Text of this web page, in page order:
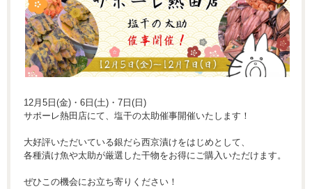
12月5日(金)・6日(土)・7日(日)
サポーレ熱田店にて、塩干の太助催事開催いたします！
大好評いただいている銀だら西京漬けをはじめとして、
各種漬け魚や太助が厳選した干物をお得にご購入いただけます。
ぜひこの機会にお立ち寄りください！